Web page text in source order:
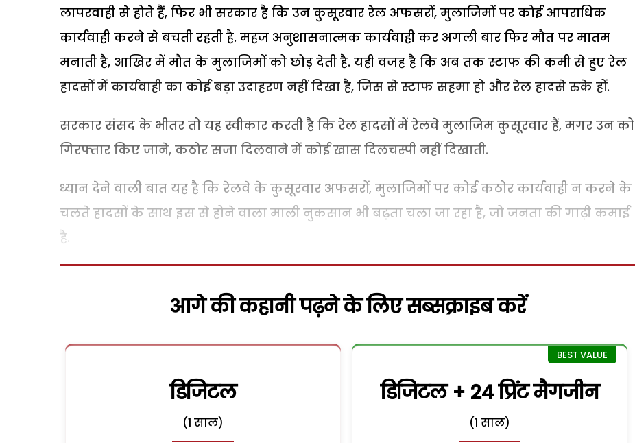
लापरवाही से होते हैं, फिर भी सरकार है कि उन कुसूरवार रेल अफसरों, मुलाजिमों पर कोई आपराधिक
कार्यवाही करने से बचती रहती है. महज अनुशासनात्मक कार्यवाही कर अगली बार फिर मौत पर मातम
मनाती है, आखिर में मौत के मुलाजिमों को छोड़ देती है. यही वजह है कि अब तक स्टाफ की कमी से हुए रेल
हादसों में कार्यवाही का कोई बड़ा उदाहरण नहीं दिखा है, जिस से स्टाफ सहमा हो और रेल हादसे रुके हों.
सरकार संसद के भीतर तो यह स्वीकार करती है कि रेल हादसों में रेलवे मुलाजिम कुसूरवार हैं, मगर उन को
गिरफ्तार किए जाने, कठोर सजा दिलवाने में कोई खास दिलचस्पी नहीं दिखाती.
ध्यान देने वाली बात यह है कि रेलवे के कुसूरवार अफसरों, मुलाजिमों पर कोई कठोर कार्यवाही न करने के
चलते हादसों के साथ इस से होने वाला माली नुकसान भी बढ़ता चला जा रहा है, जो जनता की गाढ़ी कमाई
है.
आगे की कहानी पढ़ने के लिए सब्सक्राइब करें
डिजिटल
(1 साल)
डिजिटल + 24 प्रिंट मैगजीन
(1 साल)